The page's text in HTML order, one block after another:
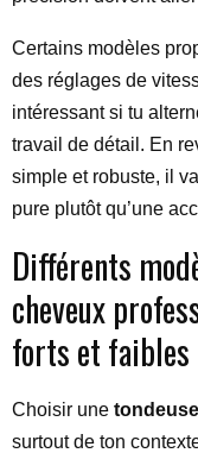
Certains modèles
des réglages de
intéressant si tu
travail de détail. En
simple et robuste, il
pure plutôt qu’une
Différents
cheveux
forts et faibles
Choisir une
surtout de ton